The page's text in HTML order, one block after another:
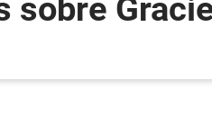
sobre